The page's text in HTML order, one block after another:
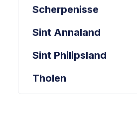
Scherpenisse
Sint Annaland
Sint Philipsland
Tholen